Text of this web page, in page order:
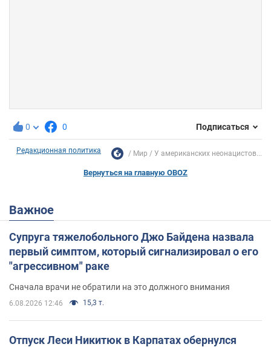
0 0 Подписаться
Редакционная политика Мир У американских неонацистов...
Вернуться на главную OBOZ
Важное
Супруга тяжелобольного Джо Байдена назвала
первый симптом, который сигнализировал о его
"агрессивном" раке
Сначала врачи не обратили на это должного внимания
6.08.2026 12:46 15,3 т.
Отпуск Леси Никитюк в Карпатах обернулся